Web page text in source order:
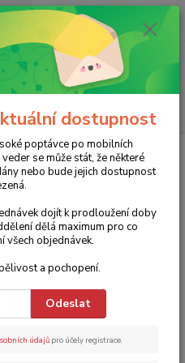
ks
0 Kč
vzduchu
čerpadlem
prostory
dostupnost
poptávce po mobilních
se může stát, že některé
nebo bude jejich dostupnost
dojít k prodloužení doby
dělá maximum pro co
všech objednávek.
a pochopení.
Odeslat
údajů pro účely registrace.